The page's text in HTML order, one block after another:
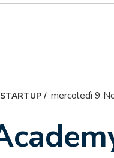
STARTUP/ mercoledì 9